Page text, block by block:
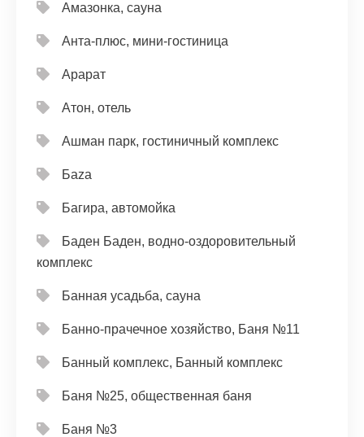
Амазонка, сауна
Анта-плюс, мини-гостиница
Арарат
Атон, отель
Ашман парк, гостиничный комплекс
Баzа
Багира, автомойка
Баден Баден, водно-оздоровительный
комплекс
Банная усадьба, сауна
Банно-прачечное хозяйство, Баня №11
Банный комплекс, Банный комплекс
Баня №25, общественная баня
Баня №3